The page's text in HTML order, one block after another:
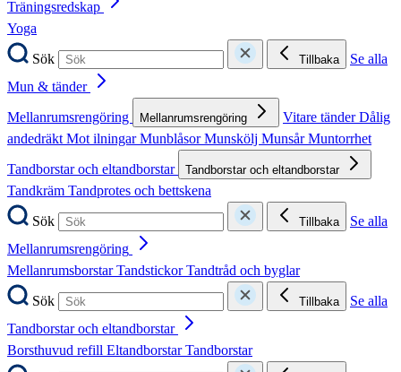
Träningsredskap
Yoga
Sök
Tillbaka
Se alla
Mun & tänder
Mellanrumsrengöring
Mellanrumsrengöring Vitare tänderDålig
andedräktMot ilningarMunblåsorMunskölj MunsårMuntorrhet
Tandborstar och eltandborstar
Tandborstar och eltandborstar
Tandkräm Tandprotes och bettskena
Sök
Tillbaka
Se alla
Mellanrumsrengöring
MellanrumsborstarTandstickorTandtråd och byglar
Sök
Tillbaka
Se alla
Tandborstar och eltandborstar
Borsthuvud refill EltandborstarTandborstar